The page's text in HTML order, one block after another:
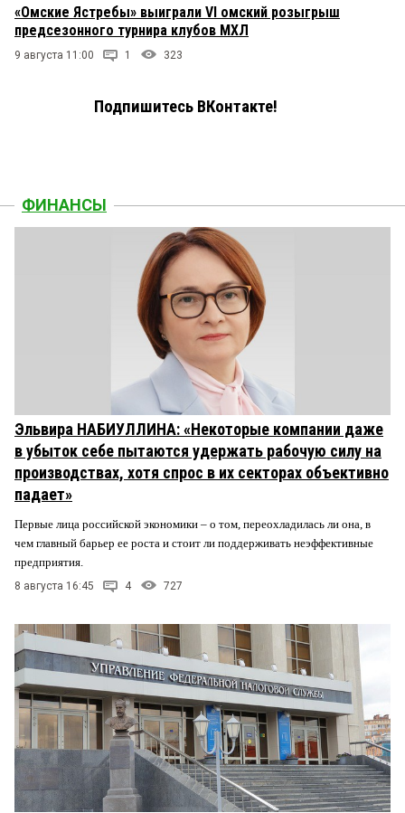
«Омские Ястребы» выиграли VI омский розыгрыш
предсезонного турнира клубов МХЛ
9 августа 11:00 1 323
Подпишитесь ВКонтакте!
ФИНАНСЫ
Эльвира НАБИУЛЛИНА: «Некоторые компании даже
в убыток себе пытаются удержать рабочую силу на
производствах, хотя спрос в их секторах объективно
падает»
Первые лица российской экономики – о том, переохладилась ли она, в
чем главный барьер ее роста и стоит ли поддерживать неэффективные
предприятия.
8 августа 16:45 4 727